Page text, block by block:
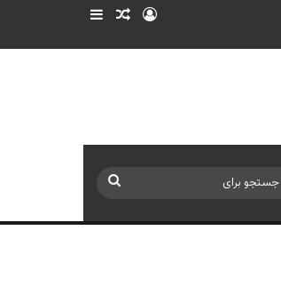
ورود نوشته تصادفی